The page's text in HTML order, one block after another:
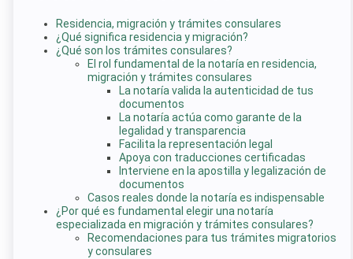
Residencia, migración y trámites consulares
¿Qué significa residencia y migración?
¿Qué son los trámites consulares?
El rol fundamental de la notaría en residencia,
migración y trámites consulares
La notaría valida la autenticidad de tus
documentos
La notaría actúa como garante de la
legalidad y transparencia
Facilita la representación legal
Apoya con traducciones certificadas
Interviene en la apostilla y legalización de
documentos
Casos reales donde la notaría es indispensable
¿Por qué es fundamental elegir una notaría
especializada en migración y trámites consulares?
Recomendaciones para tus trámites migratorios
y consulares